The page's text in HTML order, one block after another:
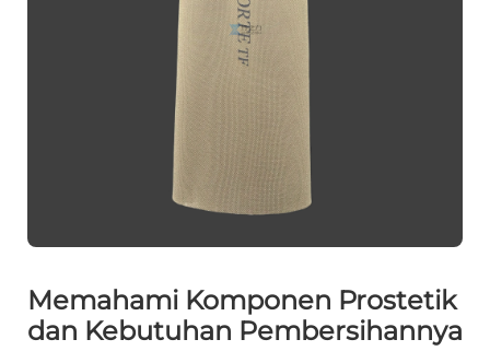
Memahami Komponen Prostetik
dan Kebutuhan Pembersihannya